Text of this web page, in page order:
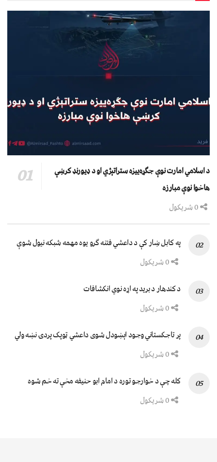
د اسلامي امارت نوې جګړه‌ییزه ستراتېژي او د ډیورنډ کرښې
هاخوا نوې مبارزه
په کابل ښار کې د داعشي فتنه ګرو يوه مهمه شبکه نيول شوې
د کندهار د برید په اړه نوي انکشافات
پر تاجکستاني وجود اېښودل شوی داعشي ټوپک پردۍ نښه ولي
کله چې د خوارجو توره د امام ابو حنیفه مخې ته خم شوه